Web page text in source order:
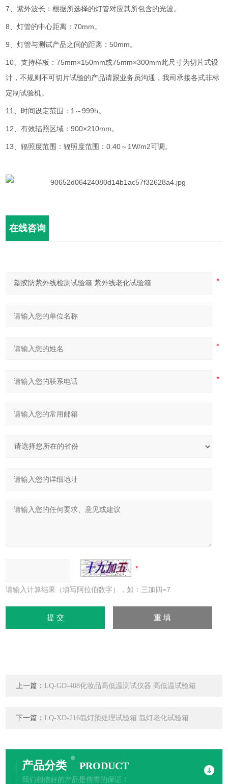
7、紫外波长：根据所选择的灯管对应其所包含的光波。
8、灯管的中心距离：70mm。
9、灯管与测试产品之间的距离：50mm。
10、支持样板：75mm×150mm或75mm×300mm此尺寸为切片式设
计，不规则不可切片试验的产品请跟业务员沟通，我司承接各式非标
定制试验机。
11、时间设定范围：1～999h。
12、有效辐照区域：900×210mm。
13、辐照度范围：辐照度范围：0.40～1W/m2可调。
在线咨询
请输入计算结果（填写阿拉伯数字），如：三加四=7
上一篇： LQ-GD-408化妆品高低温测试仪器 高低温试验箱
下一篇： LQ-XD-216氙灯预处理试验箱 氙灯老化试验箱
产品分类 PRODUCT
我们相信好的产品是信誉的保证！